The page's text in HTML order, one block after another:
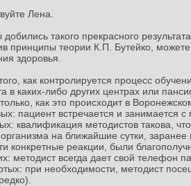
Лена.
такого прекрасного
принципы теории К.П. Бутейко,
здоровья.
как контролируется процесс
в каких-либо других центрах или
только, как это происходит в
пациент встречается и занимается
квалификация методистов такова,
на ближайшие сутки,
конкретные реакции, были
методист всегда дает свой телефон
при необходимости, методист